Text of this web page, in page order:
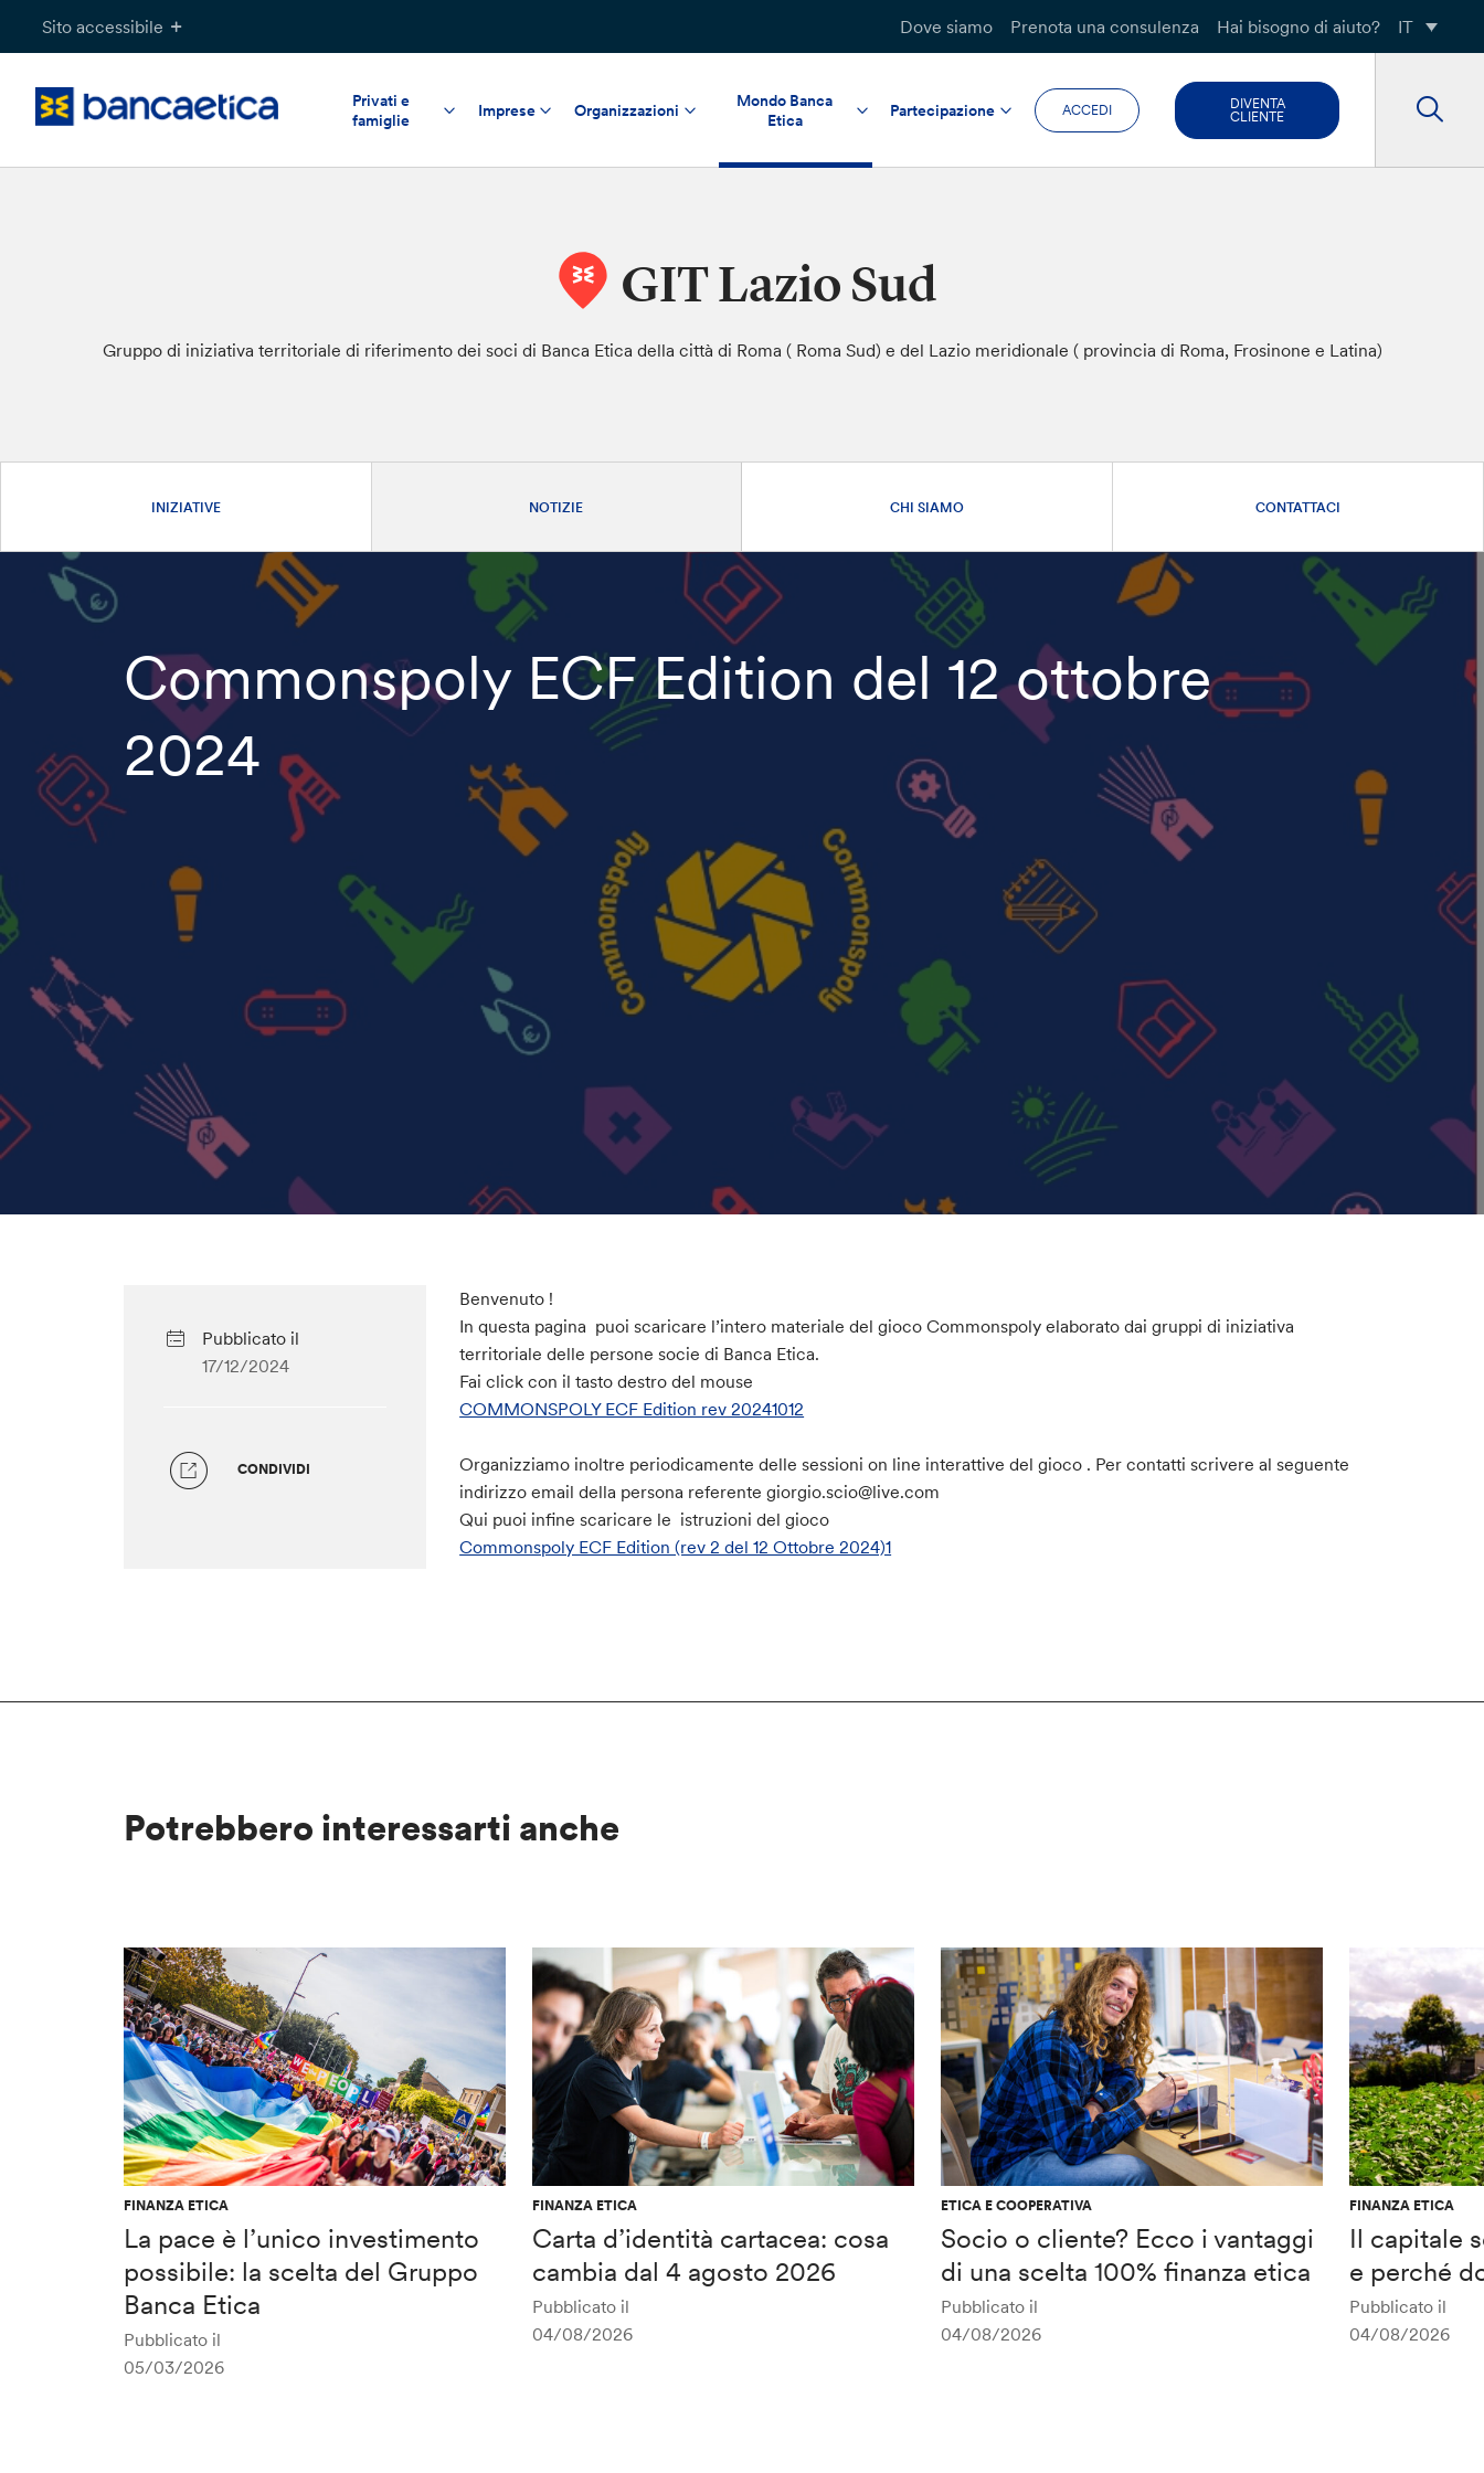
Sito accessibile Dove siamo Prenota una consulenza Hai bisogno di aiuto? IT
Privati e
famiglie
Imprese Organizzazioni
Mondo Banca
Etica
Partecipazione ACCEDI
DIVENTA
CLIENTE
GIT Lazio Sud
Gruppo di iniziativa territoriale di riferimento dei soci di Banca Etica della città di Roma ( Roma Sud) e del Lazio meridionale ( provincia di Roma, Frosinone e Latina)
INIZIATIVE NOTIZIE CHI SIAMO CONTATTACI
Commonspoly ECF Edition del 12 ottobre
2024
Pubblicato il
17/12/2024
CONDIVIDI
Benvenuto !
In questa pagina puoi scaricare l’intero materiale del gioco Commonspoly elaborato dai gruppi di iniziativa
territoriale delle persone socie di Banca Etica.
Fai click con il tasto destro del mouse
COMMONSPOLY ECF Edition rev 20241012
Organizziamo inoltre periodicamente delle sessioni on line interattive del gioco . Per contatti scrivere al seguente
indirizzo email della persona referente giorgio.scio@live.com
Qui puoi infine scaricare le istruzioni del gioco
Commonspoly ECF Edition (rev 2 del 12 Ottobre 2024)1
Potrebbero interessarti anche
FINANZA ETICA
La pace è l’unico investimento
possibile: la scelta del Gruppo
Banca Etica
Pubblicato il
05/03/2026
FINANZA ETICA
Carta d’identità cartacea: cosa
cambia dal 4 agosto 2026
Pubblicato il
04/08/2026
ETICA E COOPERATIVA
Socio o cliente? Ecco i vantaggi
di una scelta 100% finanza etica
Pubblicato il
04/08/2026
FINANZA ETICA
Il capitale
e perché
Pubblicato il
04/08/2026